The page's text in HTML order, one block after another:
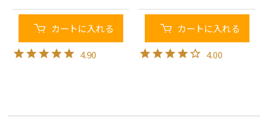
カートに入れる
4.90
カートに入れる
4.00